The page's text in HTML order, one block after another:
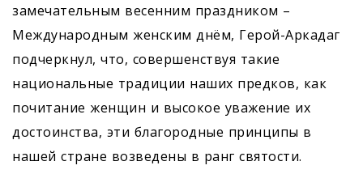
замечательным весенним праздником –
Международным женским днём, Герой-Аркадаг
подчеркнул, что, совершенствуя такие
национальные традиции наших предков, как
почитание женщин и высокое уважение их
достоинства, эти благородные принципы в
нашей стране возведены в ранг святости.